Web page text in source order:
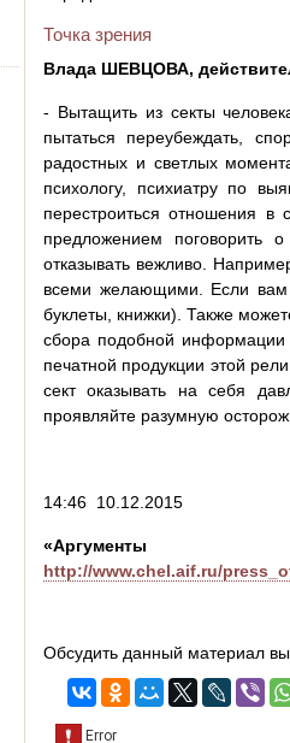
Точка зрения
Влада ШЕВЦОВА,
- Вытащить из секты
пытаться переубеждать,
радостных и светлых
психологу, психиатру по
перестроиться отношения
предложением поговорить
отказывать вежливо.
всеми желающими. Если вам
буклеты, книжки). Также
сбора подобной информации
печатной продукции этой
сект оказывать на себя
проявляйте разумную
14:46 10.12.2015
http://www.chel.aif.ru/
Обсудить данный материал